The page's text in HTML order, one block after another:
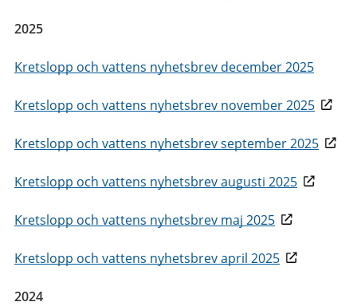
2025
Kretslopp och vattens nyhetsbrev december 2025
Kretslopp och vattens nyhetsbrev november 2025
Kretslopp och vattens nyhetsbrev september 2025
Kretslopp och vattens nyhetsbrev augusti 2025
Kretslopp och vattens nyhetsbrev maj 2025
Kretslopp och vattens nyhetsbrev april 2025
2024